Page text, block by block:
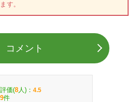
す。
コメント
価(8 人)： 4.5
9件